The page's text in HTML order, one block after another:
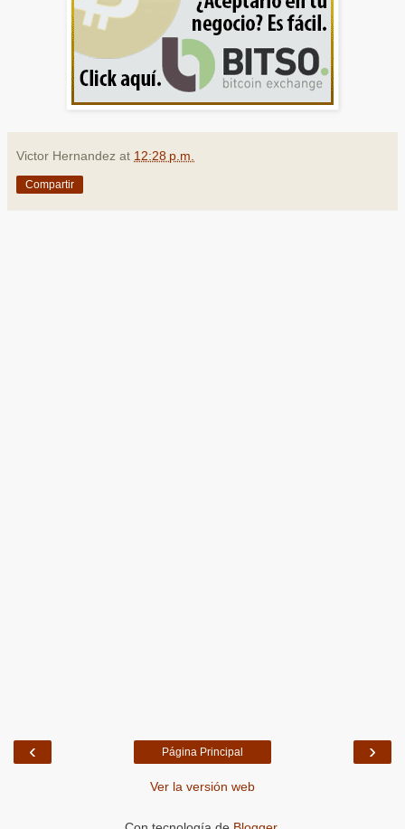
Victor Hernandez at 12:28 p.m.
Compartir
‹ ›
Página Principal
Ver la versión web